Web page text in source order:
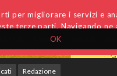
OK
per migliorare i servizi e
terze parti. Navigando
Redazione